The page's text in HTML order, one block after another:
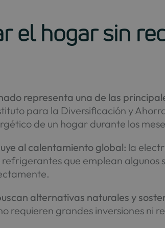
el hogar sin
representa una de las
para la Diversificación y
de un hogar durante los
al calentamiento global: la
que emplean
alternativas naturales y
requieren grandes inversiones ni